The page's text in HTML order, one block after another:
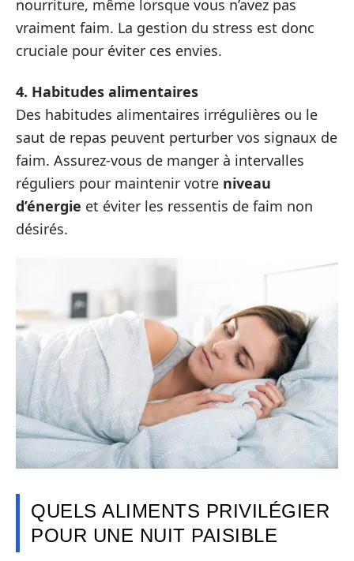
nourriture, même lorsque vous n’avez pas
vraiment faim. La gestion du stress est donc
cruciale pour éviter ces envies.
4. Habitudes alimentaires
Des habitudes alimentaires irrégulières ou le
saut de repas peuvent perturber vos signaux de
faim. Assurez-vous de manger à intervalles
réguliers pour maintenir votre niveau
d’énergie et éviter les ressentis de faim non
désirés.
QUELS ALIMENTS PRIVILÉGIER
POUR UNE NUIT PAISIBLE